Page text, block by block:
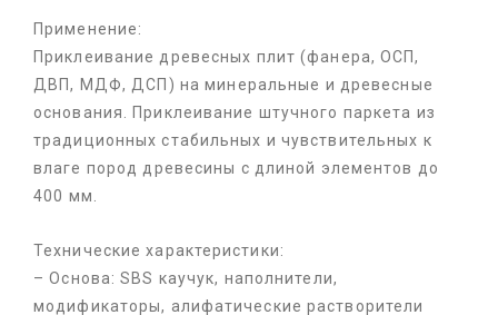
Применение:
Приклеивание древесных плит (фанера, ОСП,
ДВП, МДФ, ДСП) на минеральные и древесные
основания. Приклеивание штучного паркета из
традиционных стабильных и чувствительных к
влаге пород древесины с длиной элементов до
400 мм.
Технические характеристики:
– Основа: SBS каучук, наполнители,
модификаторы, алифатические растворители